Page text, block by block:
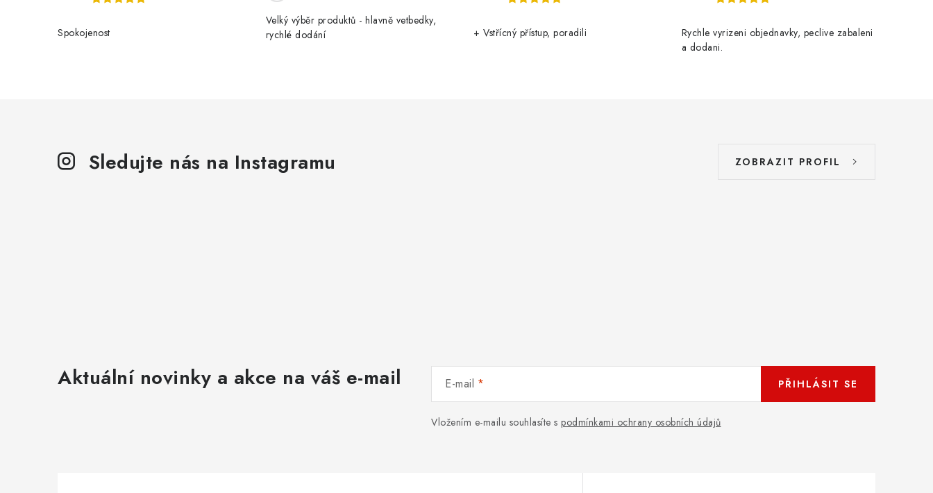
Spokojenost
Velký výběr produktů - hlavně vetbedky,
rychlé dodání
+ Vstřícný přístup, poradili
Rychle vyrizeni objednavky, peclive zabaleni
a dodani.
Sledujte nás na Instagramu ZOBRAZIT PROFIL
Aktuální novinky a akce na váš e-mail E-mail
Vložením e-mailu souhlasíte s podmínkami ochrany osobních údajů
PŘIHLÁSIT SE